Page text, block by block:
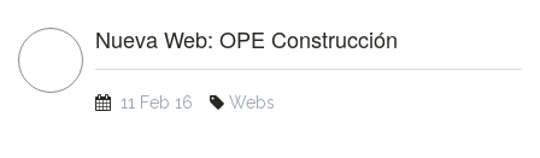
Nueva Web: OPE Construcción
11 Feb 16 Webs